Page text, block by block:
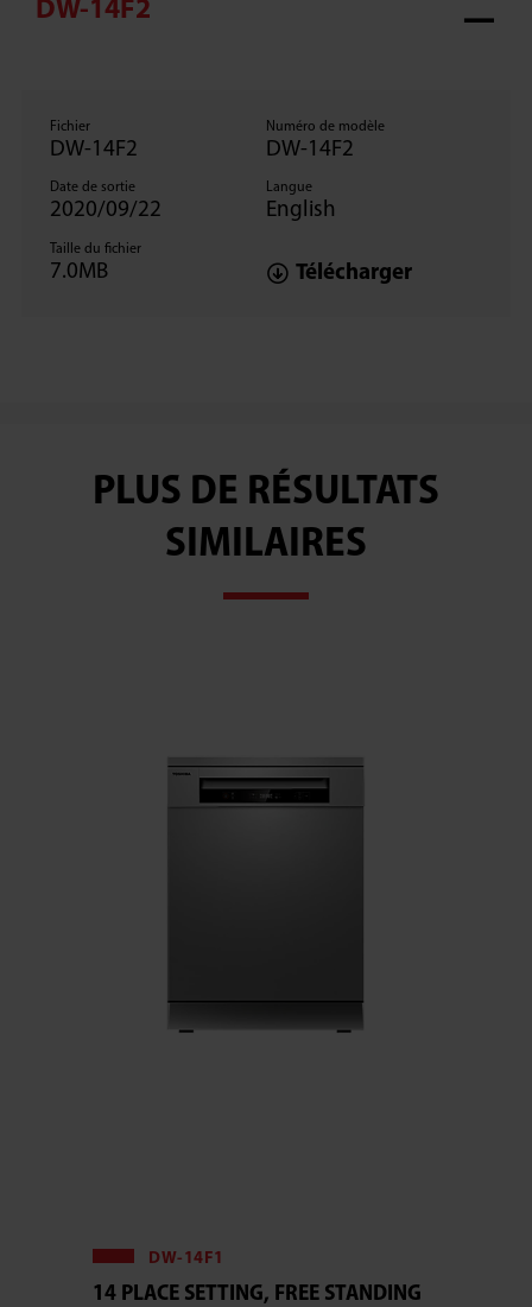
DW-14F2
Fichier
DW-14F2
Numéro de modèle
DW-14F2
Date de sortie
2020/09/22
Langue
English
Taille du fichier
7.0MB Télécharger
PLUS DE RÉSULTATS
SIMILAIRES
DW-14F1
14 PLACE SETTING, FREE STANDING